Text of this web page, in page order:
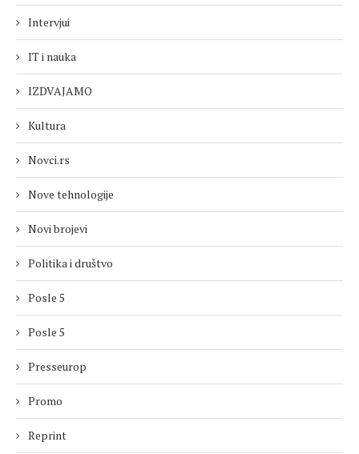
Intervjui
IT i nauka
IZDVAJAMO
Kultura
Novci.rs
Nove tehnologije
Novi brojevi
Politika i društvo
Posle 5
Posle 5
Presseurop
Promo
Reprint